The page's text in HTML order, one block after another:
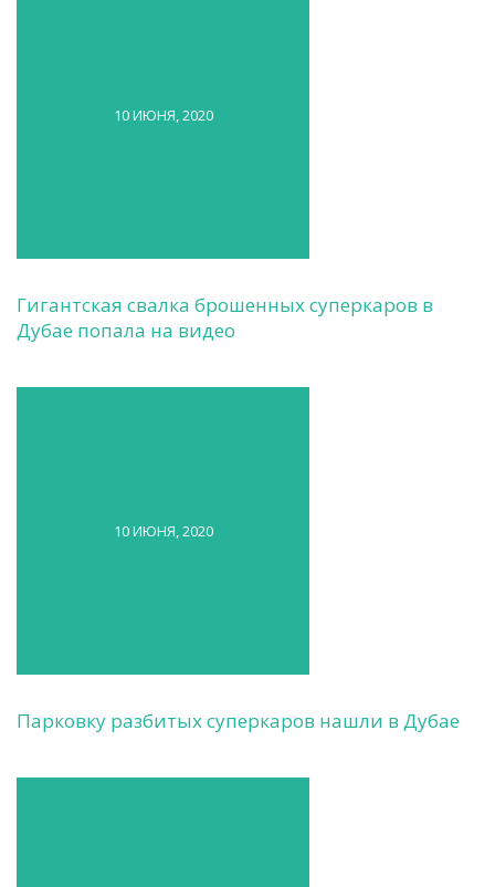
10 ИЮНЯ, 2020
Гигантская свалка брошенных суперкаров в
Дубае попала на видео
10 ИЮНЯ, 2020
Парковку разбитых суперкаров нашли в Дубае